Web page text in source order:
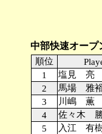
中部快速オー
順位
1
塩見 亮
2
馬場 雅
3
川嶋 薫
4 佐々木
5
入江 有